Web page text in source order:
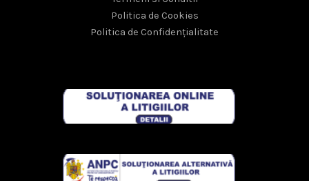
Politica de Cookies
Politica de Confidențialitate